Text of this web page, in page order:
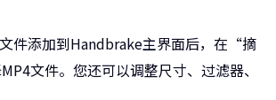
件添加到Handbrake主界面后，在“摘
文件。您还可以调整尺寸、过滤器、